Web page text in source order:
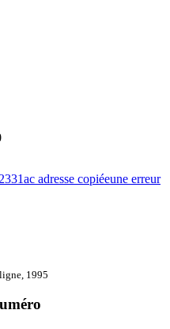
adresse copiéeune erreur
1995